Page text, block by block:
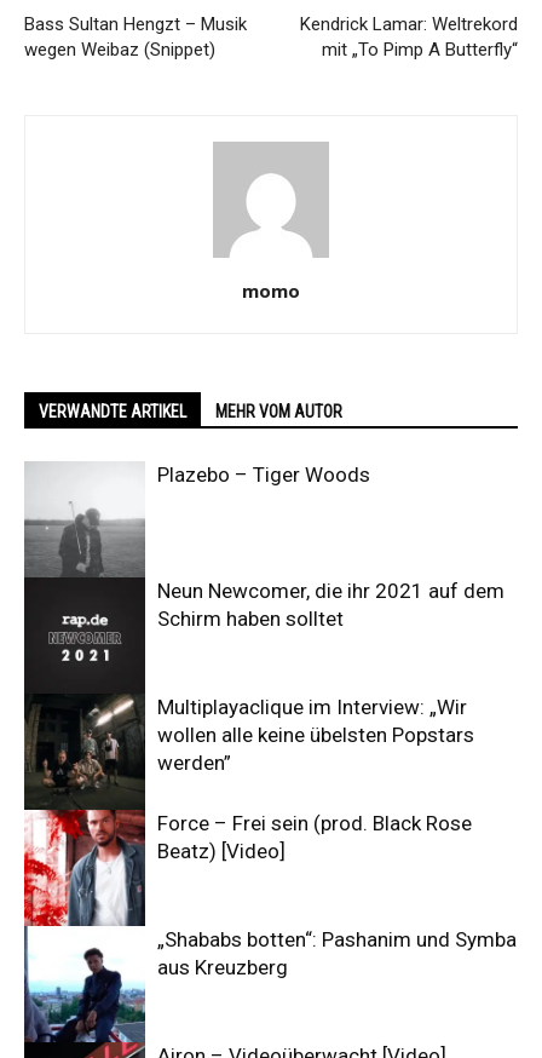
Bass Sultan Hengzt – Musik
wegen Weibaz (Snippet)
Kendrick Lamar: Weltrekord
mit „To Pimp A Butterfly“
momo
VERWANDTE ARTIKEL MEHR VOM AUTOR
Plazebo – Tiger Woods
Neun Newcomer, die ihr 2021 auf dem
Schirm haben solltet
Multiplayaclique im Interview: „Wir
wollen alle keine übelsten Popstars
werden”
Force – Frei sein (prod. Black Rose
Beatz) [Video]
„Shababs botten“: Pashanim und Symba
aus Kreuzberg